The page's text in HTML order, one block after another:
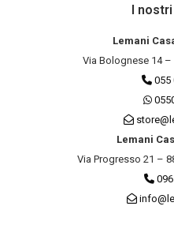
I
Lemani
Via Bolognese 14 –
055
Lemani
Via Progresso 21 –